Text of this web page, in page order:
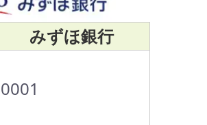
みずほ銀行
0001